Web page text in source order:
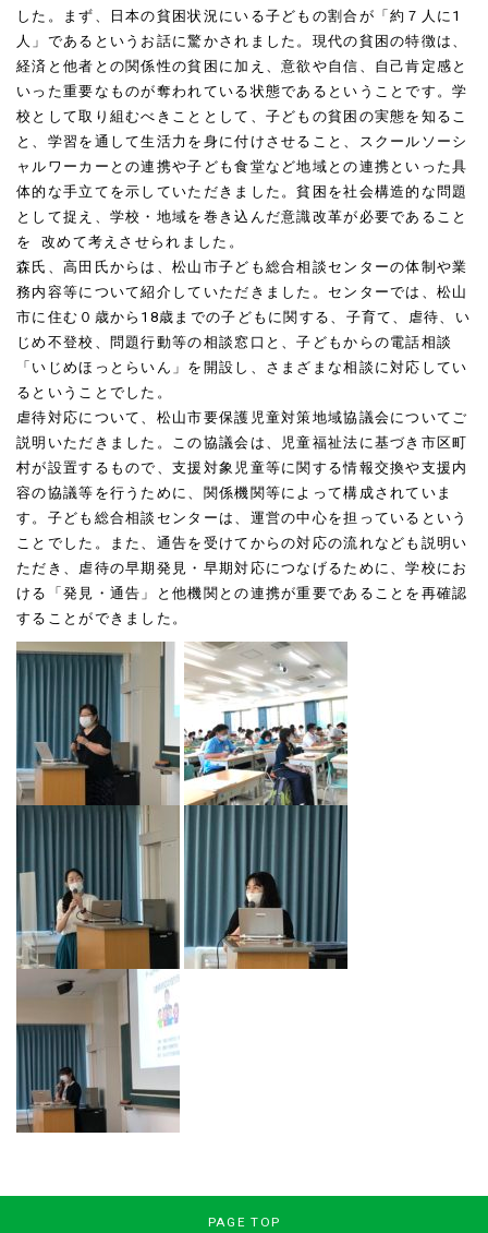
した。まず、日本の貧困状況にいる子どもの割合が「約７人に1
人」であるというお話に驚かされました。現代の貧困の特徴は、
経済と他者との関係性の貧困に加え、意欲や自信、自己肯定感と
いった重要なものが奪われている状態であるということです。学
校として取り組むべきこととして、子どもの貧困の実態を知るこ
と、学習を通して生活力を身に付けさせること、スクールソーシ
ャルワーカーとの連携や子ども食堂など地域との連携といった具
体的な手立てを示していただきました。貧困を社会構造的な問題
として捉え、学校・地域を巻き込んだ意識改革が必要であること
を 改めて考えさせられました。
森氏、高田氏からは、松山市子ども総合相談センターの体制や業
務内容等について紹介していただきました。センターでは、松山
市に住む０歳から18歳までの子どもに関する、子育て、虐待、い
じめ不登校、問題行動等の相談窓口と、子どもからの電話相談
「いじめほっとらいん」を開設し、さまざまな相談に対応してい
るということでした。
虐待対応について、松山市要保護児童対策地域協議会についてご
説明いただきました。この協議会は、児童福祉法に基づき市区町
村が設置するもので、支援対象児童等に関する情報交換や支援内
容の協議等を行うために、関係機関等によって構成されていま
す。子ども総合相談センターは、運営の中心を担っているという
ことでした。また、通告を受けてからの対応の流れなども説明い
ただき、虐待の早期発見・早期対応につなげるために、学校にお
ける「発見・通告」と他機関との連携が重要であることを再確認
することができました。
PAGE TOP